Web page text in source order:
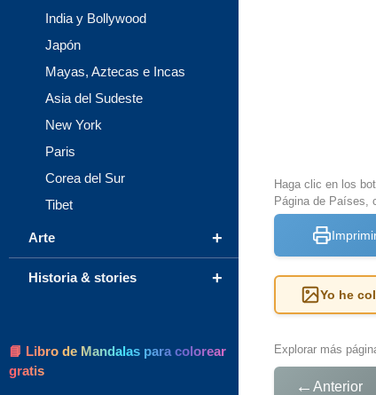
Haga clic en los
Página de Países,
Yo he
Explorar más
← Anterior
India y Bollywood
Japón
Mayas, Aztecas e Incas
Asia del Sudeste
New York
Paris
Corea del Sur
Tibet
+
Arte
+
Historia & stories
📘 Libro de Mandalas para colorear
gratis